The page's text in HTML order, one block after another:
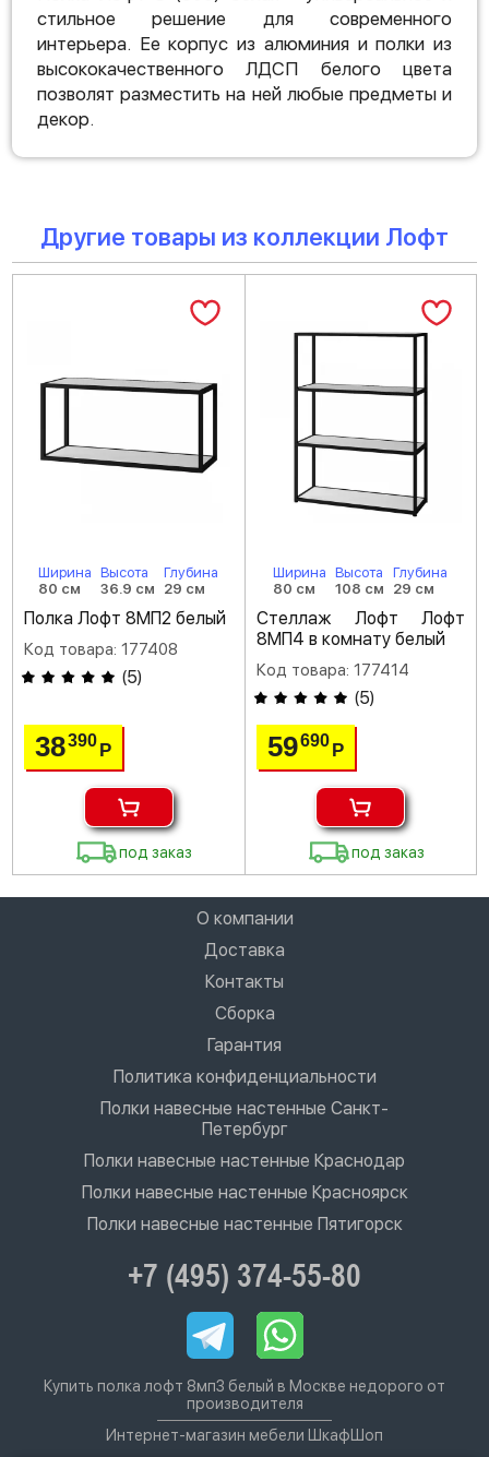
стильное решение для современного
интерьера. Ее корпус из алюминия и полки из
высококачественного ЛДСП белого цвета
позволят разместить на ней любые предметы и
декор.
Другие товары из коллекции Лофт
Ширина
80 см
Высота
36.9 см
Глубина
29 см
Полка Лофт 8МП2 белый
Код товара: 177408
(5)
38390Р
под заказ
Ширина
80 см
Высота
108 см
Глубина
29 см
Стеллаж Лофт Лофт
8МП4 в комнату белый
Код товара: 177414
(5)
59690 Р
под заказ
О компании
Доставка
Контакты
Сборка
Гарантия
Политика конфиденциальности
Полки навесные настенные Санкт-
Петербург
Полки навесные настенные Краснодар
Полки навесные настенные Красноярск
Полки навесные настенные Пятигорск
+7 (495) 374-55-80
Купить полка лофт 8мп3 белый в Москве недорого от
производителя
Интернет-магазин мебели ШкафШоп